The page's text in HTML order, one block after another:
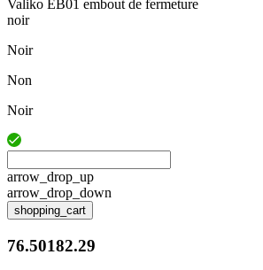
Valiko EB01 embout de fermeture
noir
Noir
Non
Noir
arrow_drop_up
arrow_drop_down
shopping_cart
76.50182.29